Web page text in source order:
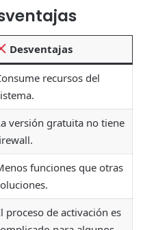
Desventajas
recursos del
versión gratuita no tiene
funciones que otras
proceso de activación es